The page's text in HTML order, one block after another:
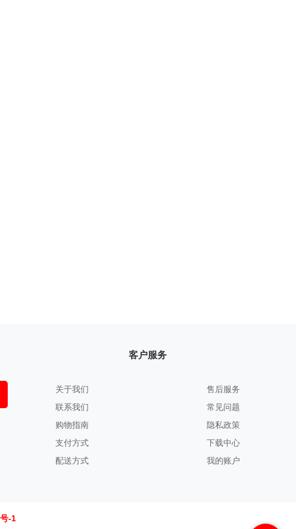
客户服务
关于我们
联系我们
购物指南
支付方式
配送方式
售后服务
常见问题
隐私政策
下载中心
我的账户
-1